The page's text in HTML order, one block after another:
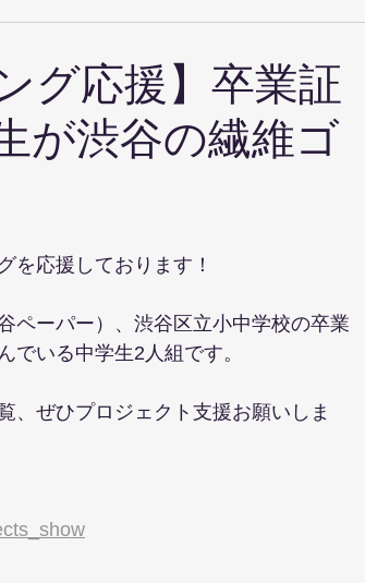
グ応援】卒業証
が渋谷の繊維ゴ
を応援しております！
ペーパー）、渋谷区立小中学校の卒業
でいる中学生2人組です。
、ぜひプロジェクト支援お願いしま